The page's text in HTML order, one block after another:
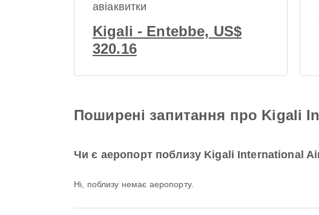
авіаквитки
Kigali - Entebbe, US$
320.16
Поширені запитання про Kigali
Чи є аеропорт поблизу Kigali International
Ні, поблизу немає аеропорту.